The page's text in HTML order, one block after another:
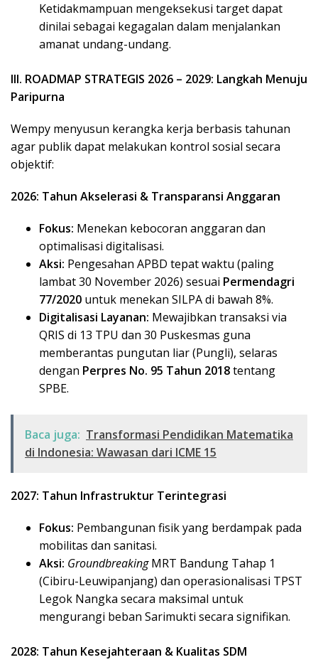
Ketidakmampuan mengeksekusi target dapat
dinilai sebagai kegagalan dalam menjalankan
amanat undang-undang.
III. ROADMAP STRATEGIS 2026 – 2029: Langkah Menuju
Paripurna
​Wempy menyusun kerangka kerja berbasis tahunan
agar publik dapat melakukan kontrol sosial secara
objektif:
2026: Tahun Akselerasi & Transparansi Anggaran
Fokus: Menekan kebocoran anggaran dan
optimalisasi digitalisasi.
Aksi: Pengesahan APBD tepat waktu (paling
lambat 30 November 2026) sesuai Permendagri
77/2020 untuk menekan SILPA di bawah 8%.
Digitalisasi Layanan: Mewajibkan transaksi via
QRIS di 13 TPU dan 30 Puskesmas guna
memberantas pungutan liar (Pungli), selaras
dengan Perpres No. 95 Tahun 2018tentang
SPBE.
Baca juga: Transformasi Pendidikan Matematika
di Indonesia: Wawasan dari ICME 15
2027: Tahun Infrastruktur Terintegrasi
Fokus: Pembangunan fisik yang berdampak pada
mobilitas dan sanitasi.
Aksi: GroundbreakingMRT Bandung Tahap 1
(Cibiru-Leuwipanjang) dan operasionalisasi TPST
Legok Nangka secara maksimal untuk
mengurangi beban Sarimukti secara signifikan.
2028: Tahun Kesejahteraan & Kualitas SDM